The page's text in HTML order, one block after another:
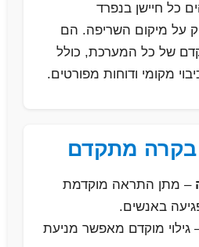
כל חיישן בנפרד
על מיקום השריפה. הם
של כל המערכת, כולל
מקומי ודוחות מפורטים.
בקרה מתקדם
– מתן התראה מוקדמת
באנשים.
גילוי מוקדם מאפשר מניעת